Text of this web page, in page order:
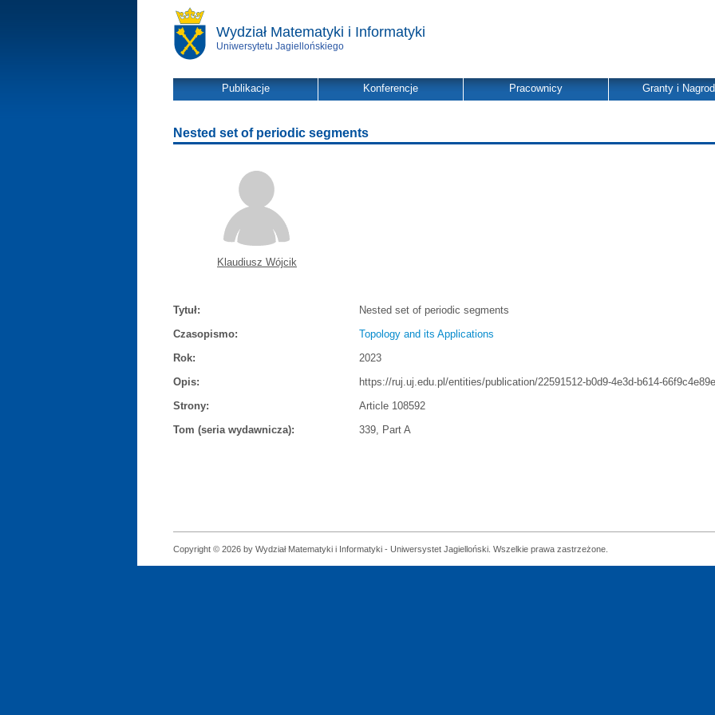
Wydział Matematyki i Informatyki
Uniwersytetu Jagiellońskiego
Publikacje Konferencje Pracownicy Granty i
Nested set of periodic segments
Klaudiusz Wójcik
Tytuł:
Nested set of periodic segments
Czasopismo:
Topology and its Applications
Rok:
2023
Opis:
https://ruj.uj.edu.pl/entities/publication/22591512-b0d9-4e3d-b614-
Strony:
Article 108592
Tom (seria wydawnicza):
339, Part A
Copyright © 2026 by Wydział Matematyki i Informatyki - Uniwersystet Jagielloński. Wszelkie prawa zastrzeżone.